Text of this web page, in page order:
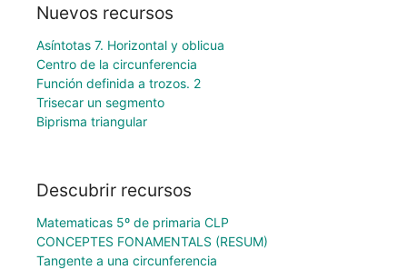
Nuevos recursos
Asíntotas 7. Horizontal y oblicua
Centro de la circunferencia
Función definida a trozos. 2
Trisecar un segmento
Biprisma triangular
Descubrir recursos
Matematicas 5º de primaria CLP
CONCEPTES FONAMENTALS (RESUM)
Tangente a una circunferencia